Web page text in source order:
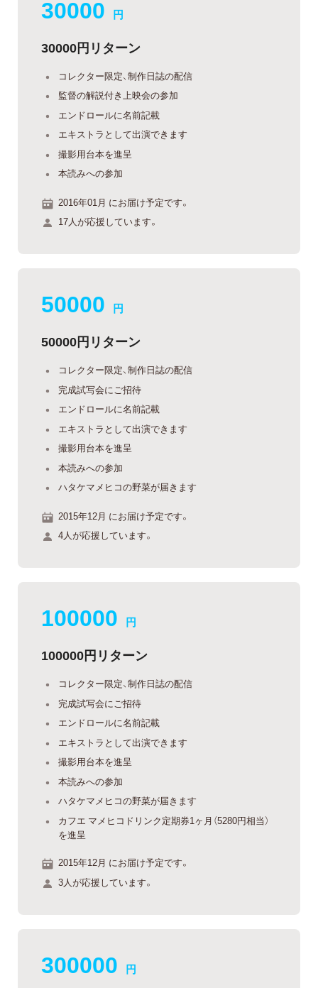
30000 円
30000円リターン
コレクター限定、制作日誌の配信
監督の解説付き上映会の参加
エンドロールに名前記載
エキストラとして出演できます
撮影用台本を進呈
本読みへの参加
2016年01月 にお届け予定です。
17人が応援しています。
50000 円
50000円リターン
コレクター限定、制作日誌の配信
完成試写会にご招待
エンドロールに名前記載
エキストラとして出演できます
撮影用台本を進呈
本読みへの参加
ハタケマメヒコの野菜が届きます
2015年12月 にお届け予定です。
4人が応援しています。
100000 円
100000円リターン
コレクター限定、制作日誌の配信
完成試写会にご招待
エンドロールに名前記載
エキストラとして出演できます
撮影用台本を進呈
本読みへの参加
ハタケマメヒコの野菜が届きます
カフエ マメヒコドリンク定期券1ヶ月（5280円相当）
を進呈
2015年12月 にお届け予定です。
3人が応援しています。
300000 円